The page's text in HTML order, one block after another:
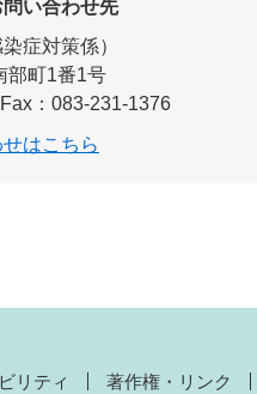
い合わせ先
染症対策係
部町1番1号
Fax：083-231-1376
はこちら
リティ 著作権・リンク